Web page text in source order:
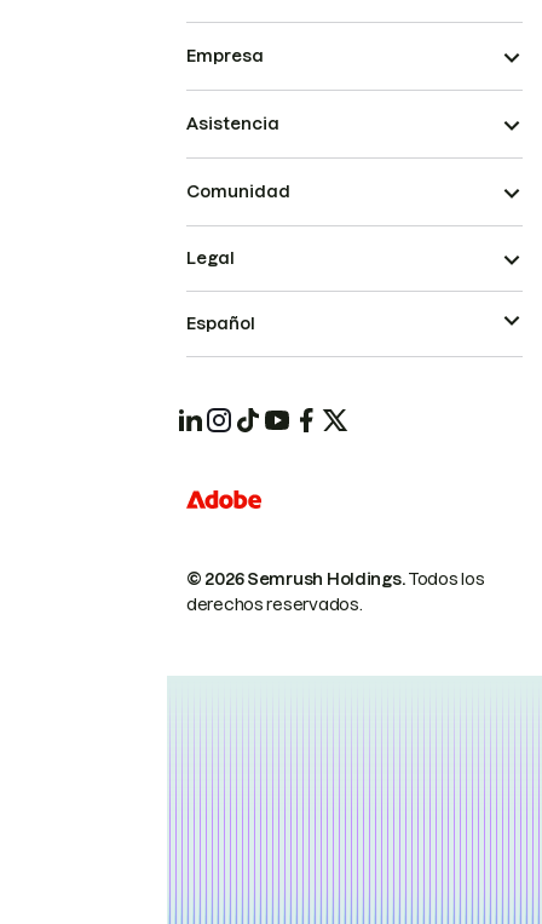
Empresa
Asistencia
Comunidad
© 2026 Semrush Holdings.Todos los
derechos reservados.
Legal
Español